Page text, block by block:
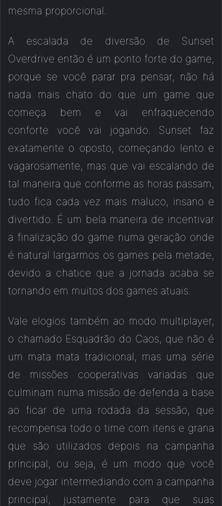
mesma proporcional.
A escalada de diversão de Sunset
Overdrive então é um ponto forte do game,
porque se você parar pra pensar, não há
nada mais chato do que um game que
começa bem e vai enfraquecendo
conforte você vai jogando. Sunset faz
exatamente o oposto, começando lento e
vagarosamente, mas que vai escalando de
tal maneira que conforme as horas passam,
tudo fica cada vez mais maluco, insano e
divertido. É um bela maneira de incentivar
a finalização do game numa geração onde
é natural largarmos os games pela metade,
devido a chatice que a jornada acaba se
tornando em muitos dos games atuais.
Vale elogios também ao modo multiplayer,
o chamado Esquadrão do Caos, que não é
um mata mata tradicional, mas uma série
de missões cooperativas variadas que
culminam numa missão de defenda a base
ao ficar de uma rodada da sessão, que
recompensa todo o time com itens e grana
que são utilizados depois na campanha
principal, ou seja, é um modo que você
deve jogar intermediando com a campanha
principal, justamente para que suas